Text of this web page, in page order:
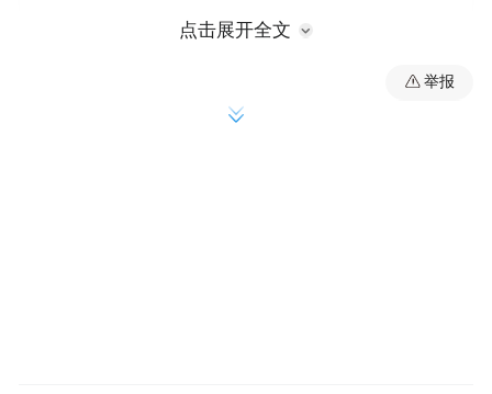
点击展开全文
举报